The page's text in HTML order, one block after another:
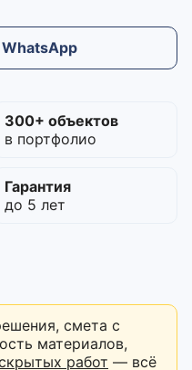
300+ объектов
в портфолио
Гарантия
до 5 лет
смета с
материалов,
работ — всё